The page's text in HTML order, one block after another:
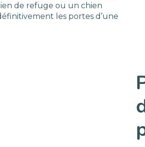
de refuge ou un chien
les portes d’une